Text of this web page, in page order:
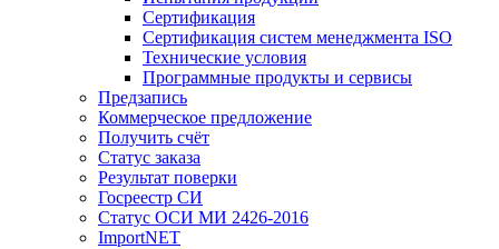
Сертификация
Сертификация систем менеджмента ISO
Технические условия
Программные продукты и сервисы
Предзапись
Коммерческое предложение
Получить счёт
Статус заказа
Результат поверки
Госреестр СИ
Статус ОСИ МИ 2426-2016
ImportNET